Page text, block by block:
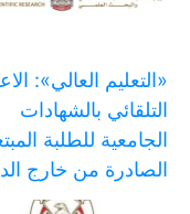
«التعليم العالي»:
التلقائي بالشهادات
الجامعية للطلبة
الصادرة من خارج